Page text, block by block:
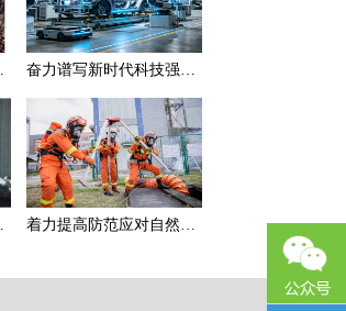
现代化 奋力谱写新时代科技强国新篇章
论述 着力提高防范应对自然灾害能力